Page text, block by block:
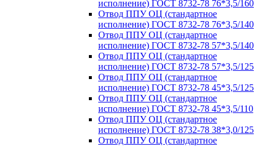
исполнение) ГОСТ 8732-78 76*3,5/160
Отвод ППУ ОЦ (стандартное
исполнение) ГОСТ 8732-78 76*3,5/140
Отвод ППУ ОЦ (стандартное
исполнение) ГОСТ 8732-78 57*3,5/140
Отвод ППУ ОЦ (стандартное
исполнение) ГОСТ 8732-78 57*3,5/125
Отвод ППУ ОЦ (стандартное
исполнение) ГОСТ 8732-78 45*3,5/125
Отвод ППУ ОЦ (стандартное
исполнение) ГОСТ 8732-78 45*3,5/110
Отвод ППУ ОЦ (стандартное
исполнение) ГОСТ 8732-78 38*3,0/125
Отвод ППУ ОЦ (стандартное